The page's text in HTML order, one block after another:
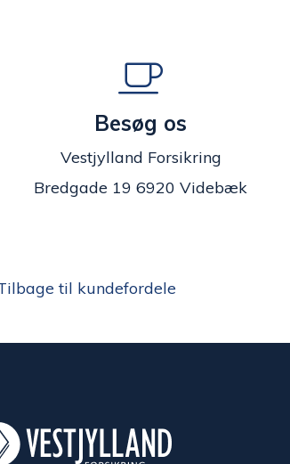
Besøg os
Vestjylland Forsikring
Bredgade 19 6920 Videbæk
til kundefordele